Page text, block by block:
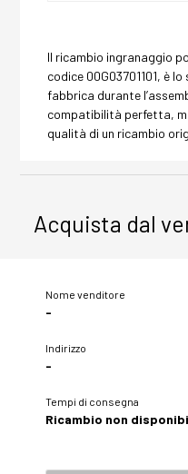
Il ricambio ingranaggio
codice 00G03701101, è
fabbrica durante
compatibilità perfetta,
qualità di un ricambio
Acquista dal
Nome venditore
-
Indirizzo
-
Tempi di consegna
Ricambio non